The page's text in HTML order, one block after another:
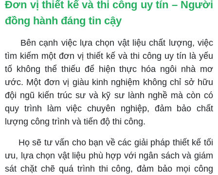
Đơn vị thiết kế và thi công uy tín – Người
đồng hành đáng tin cậy
Bên cạnh việc lựa chọn vật liệu chất lượng, việc
tìm kiếm một đơn vị thiết kế và thi công uy tín là yếu
tố không thể thiếu để hiện thực hóa ngôi nhà mơ
ước. Một đơn vị giàu kinh nghiệm không chỉ sở hữu
đội ngũ kiến trúc sư và kỹ sư lành nghề mà còn có
quy trình làm việc chuyên nghiệp, đảm bảo chất
lượng công trình và tiến độ thi công.
Họ sẽ tư vấn cho bạn về các giải pháp thiết kế tối
ưu, lựa chọn vật liệu phù hợp với ngân sách và giám
sát chặt chẽ quá trình thi công, đảm bảo mọi công